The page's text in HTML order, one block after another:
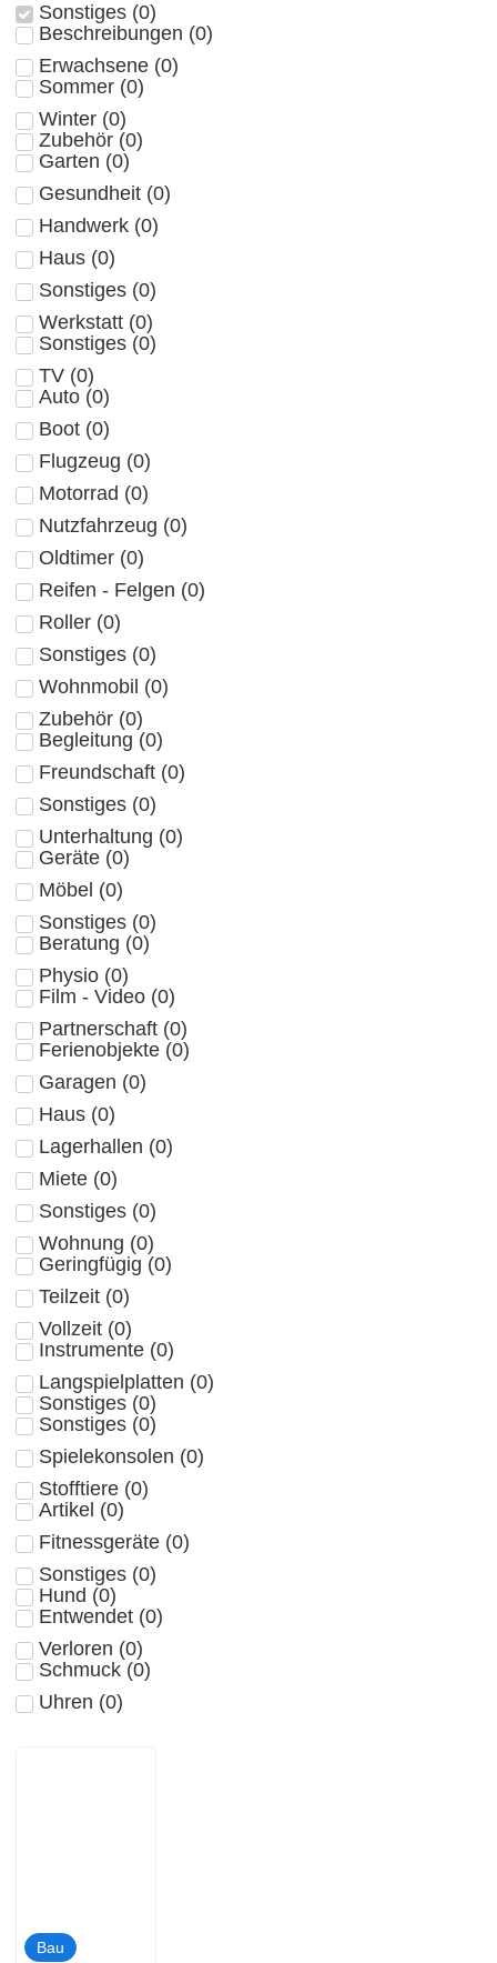
Sonstiges (0)
Beschreibungen (0)
Erwachsene (0)
Sommer (0)
Winter (0)
Zubehör (0)
Garten (0)
Gesundheit (0)
Handwerk (0)
Haus (0)
Sonstiges (0)
Werkstatt (0)
Sonstiges (0)
TV (0)
Auto (0)
Boot (0)
Flugzeug (0)
Motorrad (0)
Nutzfahrzeug (0)
Oldtimer (0)
Reifen - Felgen (0)
Roller (0)
Sonstiges (0)
Wohnmobil (0)
Zubehör (0)
Begleitung (0)
Freundschaft (0)
Sonstiges (0)
Unterhaltung (0)
Geräte (0)
Möbel (0)
Sonstiges (0)
Beratung (0)
Physio (0)
Film - Video (0)
Partnerschaft (0)
Ferienobjekte (0)
Garagen (0)
Haus (0)
Lagerhallen (0)
Miete (0)
Sonstiges (0)
Wohnung (0)
Geringfügig (0)
Teilzeit (0)
Vollzeit (0)
Instrumente (0)
Langspielplatten (0)
Sonstiges (0)
Sonstiges (0)
Spielekonsolen (0)
Stofftiere (0)
Artikel (0)
Fitnessgeräte (0)
Sonstiges (0)
Hund (0)
Entwendet (0)
Verloren (0)
Schmuck (0)
Uhren (0)
Bau